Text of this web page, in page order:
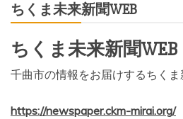
ちくま未来新聞WEB
ちくま未来新聞WEB
千曲市の情報をお届けするちくま
https://newspaper.ckm-mirai.org/